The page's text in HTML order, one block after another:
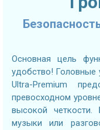
Основная цель
удобство! Головные
Ultra-Premium
превосходном
высокой четкости.
музыки или